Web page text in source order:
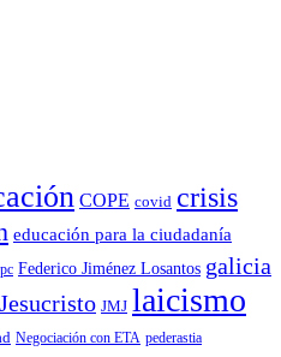
COPE covid crisis
educación para la ciudadaní­a
Federico Jiménez Losantos galicia
Jesucristo JMJ laicismo
Negociación con ETA pederastia